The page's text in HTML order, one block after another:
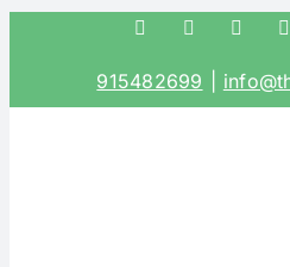
contenido
FacebookTwitter
915482699